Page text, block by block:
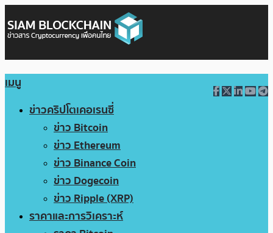
เมนู
ข่าวคริปโตเคอเรนซี่
ข่าว Bitcoin
ข่าว Ethereum
ข่าว Binance Coin
ข่าว Dogecoin
ข่าว Ripple (XRP)
ราคาและการวิเคราะห์